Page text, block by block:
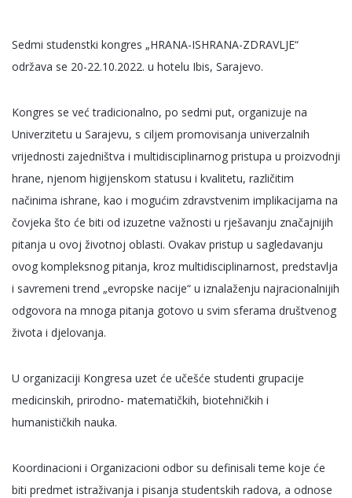
Sedmi studenstki kongres „HRANA-ISHRANA-ZDRAVLJE“
održava se 20-22.10.2022. u hotelu Ibis, Sarajevo.
Kongres se već tradicionalno, po sedmi put, organizuje na
Univerzitetu u Sarajevu, s ciljem promovisanja univerzalnih
vrijednosti zajedništva i multidisciplinarnog pristupa u proizvodnji
hrane, njenom higijenskom statusu i kvalitetu, različitim
načinima ishrane, kao i mogućim zdravstvenim implikacijama na
čovjeka što će biti od izuzetne važnosti u rješavanju značajnijih
pitanja u ovoj životnoj oblasti. Ovakav pristup u sagledavanju
ovog kompleksnog pitanja, kroz multidisciplinarnost, predstavlja
i savremeni trend „evropske nacije“ u iznalaženju najracionalnijih
odgovora na mnoga pitanja gotovo u svim sferama društvenog
života i djelovanja.
U organizaciji Kongresa uzet će učešće studenti grupacije
medicinskih, prirodno- matematičkih, biotehničkih i
humanističkih nauka.
Koordinacioni i Organizacioni odbor su definisali teme koje će
biti predmet istraživanja i pisanja studentskih radova, a odnose